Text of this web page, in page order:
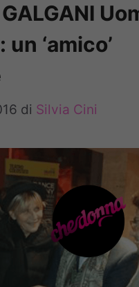
‘amico’
di Silvia Cini